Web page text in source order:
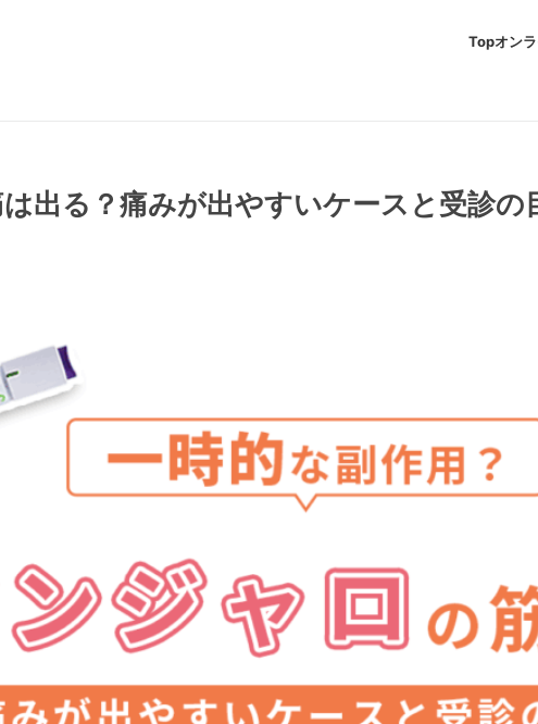
Topオン
出る？痛みが出やすいケースと受診の